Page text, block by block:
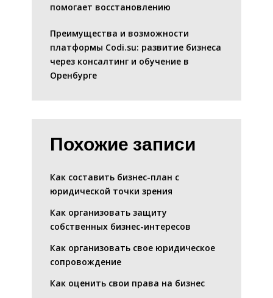
помогает восстановлению
Преимущества и возможности
платформы Codi.su: развитие бизнеса
через консалтинг и обучение в
Оренбурге
Похожие записи
Как составить бизнес-план с
юридической точки зрения
Как организовать защиту
собственных бизнес-интересов
Как организовать свое юридическое
сопровождение
Как оценить свои права на бизнес